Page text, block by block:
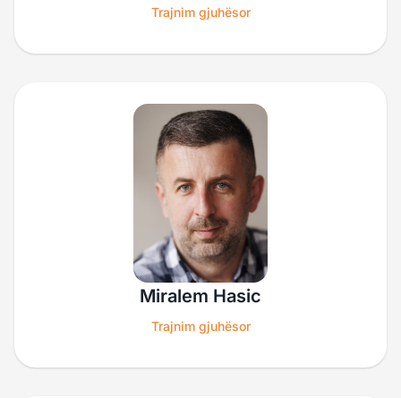
Trajnim gjuhësor
Miralem Hasic
Trajnim gjuhësor